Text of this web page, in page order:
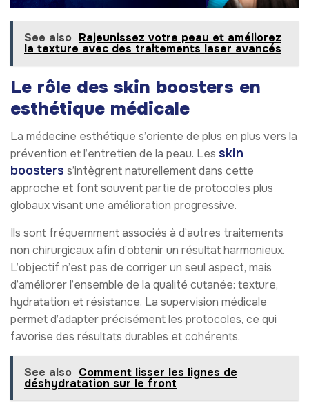
See also Rajeunissez votre peau et améliorez
la texture avec des traitements laser avancés
Le rôle des skin boosters en
esthétique médicale
La médecine esthétique s’oriente de plus en plus vers la
prévention et l’entretien de la peau. Les skin
boosters s’intègrent naturellement dans cette
approche et font souvent partie de protocoles plus
globaux visant une amélioration progressive.
Ils sont fréquemment associés à d’autres traitements
non chirurgicaux afin d’obtenir un résultat harmonieux.
L’objectif n’est pas de corriger un seul aspect, mais
d’améliorer l’ensemble de la qualité cutanée: texture,
hydratation et résistance. La supervision médicale
permet d’adapter précisément les protocoles, ce qui
favorise des résultats durables et cohérents.
See also Comment lisser les lignes de
déshydratation sur le front